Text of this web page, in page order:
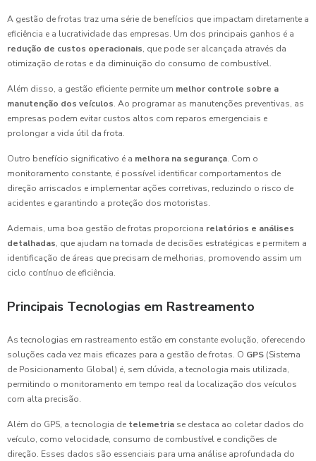
A gestão de frotas traz uma série de benefícios que impactam diretamente a
eficiência e a lucratividade das empresas. Um dos principais ganhos é a
redução de custos operacionais, que pode ser alcançada através da
otimização de rotas e da diminuição do consumo de combustível.
Além disso, a gestão eficiente permite um melhor controle sobre a
manutenção dos veículos. Ao programar as manutenções preventivas, as
empresas podem evitar custos altos com reparos emergenciais e
prolongar a vida útil da frota.
Outro benefício significativo é a melhora na segurança. Com o
monitoramento constante, é possível identificar comportamentos de
direção arriscados e implementar ações corretivas, reduzindo o risco de
acidentes e garantindo a proteção dos motoristas.
Ademais, uma boa gestão de frotas proporciona relatórios e análises
detalhadas, que ajudam na tomada de decisões estratégicas e permitem a
identificação de áreas que precisam de melhorias, promovendo assim um
ciclo contínuo de eficiência.
Principais Tecnologias em Rastreamento
As tecnologias em rastreamento estão em constante evolução, oferecendo
soluções cada vez mais eficazes para a gestão de frotas. O GPS (Sistema
de Posicionamento Global) é, sem dúvida, a tecnologia mais utilizada,
permitindo o monitoramento em tempo real da localização dos veículos
com alta precisão.
Além do GPS, a tecnologia de telemetria se destaca ao coletar dados do
veículo, como velocidade, consumo de combustível e condições de
direção. Esses dados são essenciais para uma análise aprofundada do